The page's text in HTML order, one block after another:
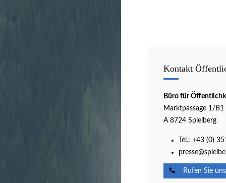
Kontakt
Büro für
Marktpassage 1/B1
A 8724 Spielberg
Tel.: +43 (0)
Rufen Sie